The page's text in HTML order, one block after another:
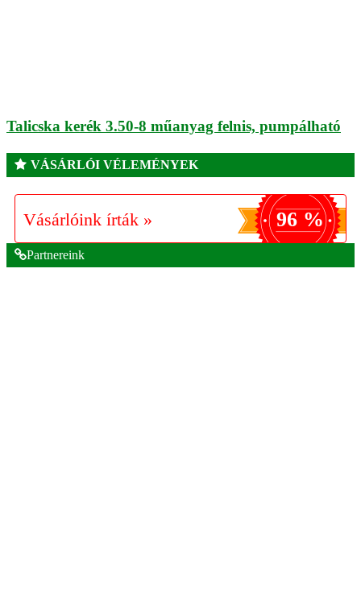
Talicska kerék 3.50-8 műanyag felnis, pumpálható
VÁSÁRLÓI VÉLEMÉNYEK
Vásárlóink írták » 96 %
Partnereink